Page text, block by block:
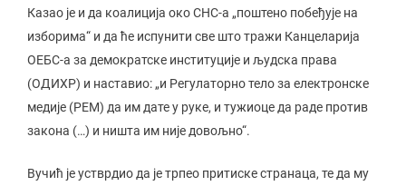
Казао је и да коалиција око СНС-а „поштено побеђује на
изборима“ и да ће испунити све што тражи Канцеларија
ОЕБС-а за демократске институције и људска права
(ОДИХР) и наставио: „и Регулаторно тело за електронске
медије (РЕМ) да им дате у руке, и тужиоце да раде против
закона (…) и ништа им није довољно“.
Вучић је устврдио да је трпео притиске странаца, те да му